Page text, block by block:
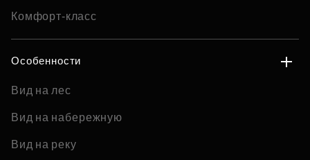
Комфорт-класс
Особенности
Вид на лес
Вид на набережную
Вид на реку